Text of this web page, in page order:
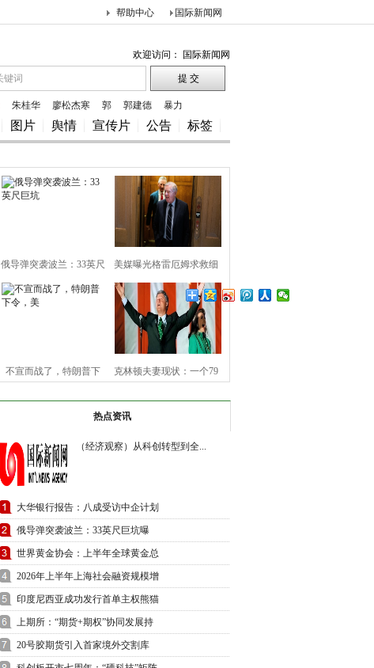
国际新闻网
帮助中心
欢迎访问： 国际新闻网
朱桂华 廖松杰寒 郭 郭建德 暴力
图片 舆情 宣传片 公告 标签
俄导弹突袭波兰：33英尺 美媒曝光格雷厄姆求救细
节，
不宣而战了，特朗普下 克林顿夫妻现状：一个79
热点资讯
（经济观察）从科创转型到全...
大华银行报告：八成受访中企计划
未
俄导弹突袭波兰：33英尺巨坑曝
光，北
世界黄金协会：上半年全球黄金总
需
2026年上半年上海社会融资规模增
加
印度尼西亚成功发行首单主权熊猫
债
上期所：“期货+期权”协同发展持
续
20号胶期货引入首家境外交割库